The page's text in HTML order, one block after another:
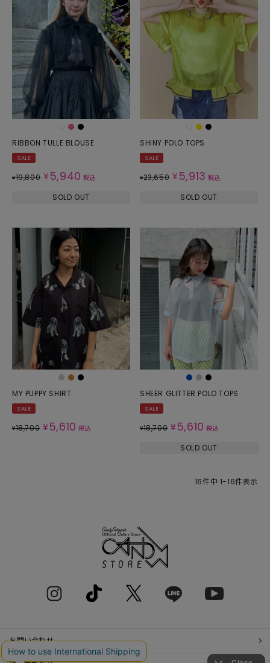
RIBBON TULLE BLOUSE
SALE
¥19,800 ¥ 5,940 税込
SOLD OUT
SHINY POLO TOPS
SALE
¥23,650 ¥ 5,913 税込
SOLD OUT
MY PUPPY SHIRT
SALE
¥18,700 ¥ 5,610 税込
SHEER GLITTER POLO TOPS
SALE
¥18,700 ¥ 5,610 税込
SOLD OUT
16件中 1-16件表示
お問い合わせ